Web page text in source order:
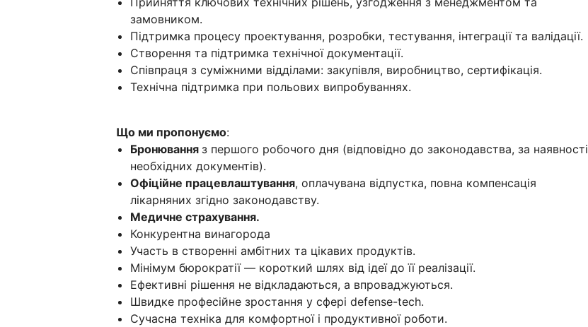
замовником.
Підтримка процесу проектування, розробки, тестування, інтеграції та валідації.
Створення та підтримка технічної документації.
Співпраця з суміжними відділами: закупівля, виробництво, сертифікація.
Технічна підтримка при польових випробуваннях.
Що ми пропонуємо:
Бронювання з першого робочого дня (відповідно до законодавства, за наявності
необхідних документів).
Офіційне працевлаштування, оплачувана відпустка, повна компенсація
лікарняних згідно законодавству.
Медичне страхування.
Конкурентна винагорода
Участь в створенні амбітних та цікавих продуктів.
Мінімум бюрократії — короткий шлях від ідеї до її реалізації.
Ефективні рішення не відкладаються, а впроваджуються.
Швидке професійне зростання у сфері defense-tech.
Сучасна техніка для комфортної і продуктивної роботи.